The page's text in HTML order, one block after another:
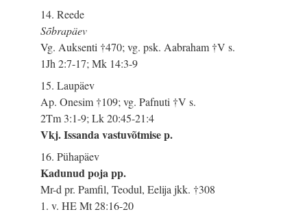
14. Reede
Sõbrapäev
Vg. Auksenti †470; vg. psk. Aabraham †V s.
1Jh 2:7-17; Mk 14:3-9
15. Laupäev
Ap. Onesim †109; vg. Pafnuti †V s.
2Tm 3:1-9; Lk 20:45-21:4
Vkj. Issanda vastuvõtmise p.
16. Pühapäev
Kadunud poja pp.
Mr-d pr. Pamfil, Teodul, Eelija jkk. †308
1. v. HE Mt 28:16-20